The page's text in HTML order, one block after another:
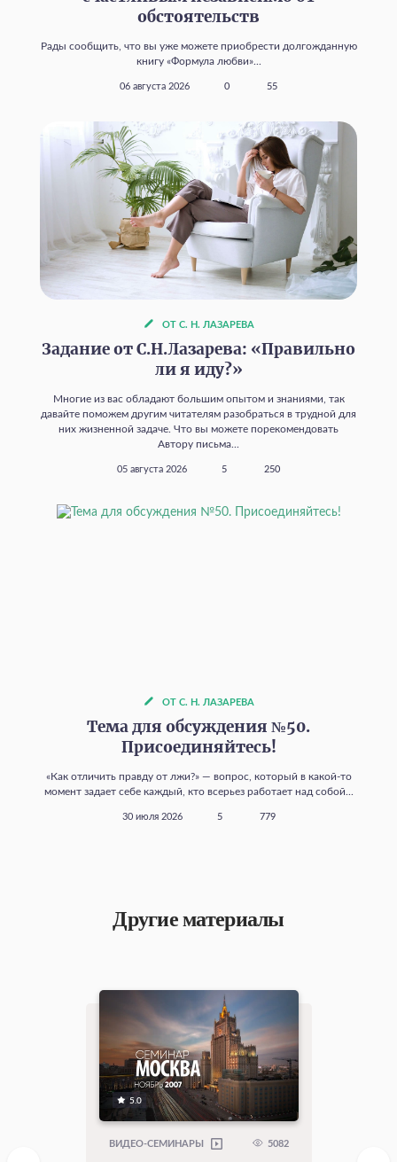
обстоятельств
Рады сообщить, что вы уже можете приобрести долгожданную
книгу «Формула любви»...
06 августа 2026 0 55
ОТ С. Н. ЛАЗАРЕВА
Задание от С.Н.Лазарева: «Правильно
ли я иду?»
Многие из вас обладают большим опытом и знаниями, так
давайте поможем другим читателям разобраться в трудной для
них жизненной задаче. Что вы можете порекомендовать
Автору письма...
05 августа 2026 5 250
ОТ С. Н. ЛАЗАРЕВА
Тема для обсуждения №50.
Присоединяйтесь!
«Как отличить правду от лжи?» — вопрос, который в какой‑то
момент задает себе каждый, кто всерьез работает над собой...
30 июля 2026 5 779
Другие материалы
5.0
ВИДЕО-СЕМИНАРЫ 5082